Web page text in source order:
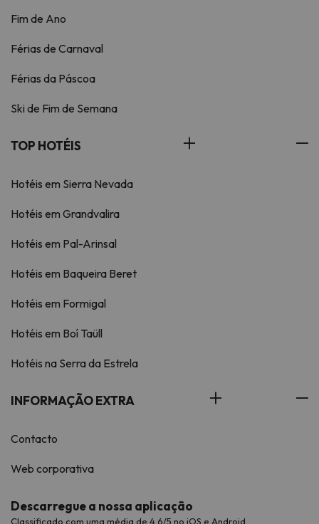
Fim de Ano
Férias de Carnaval
Férias da Páscoa
Ski de Fim de Semana
TOP HOTÉIS
Hotéis em Sierra Nevada
Hotéis em Grandvalira
Hotéis em Pal-Arinsal
Hotéis em Baqueira Beret
Hotéis em Formigal
Hotéis em Boí Taüll
Hotéis na Serra da Estrela
INFORMAÇÃO EXTRA
Contacto
Web corporativa
Descarregue a nossa aplicação
Classificado com uma média de 4,6/5 no iOS e Android.